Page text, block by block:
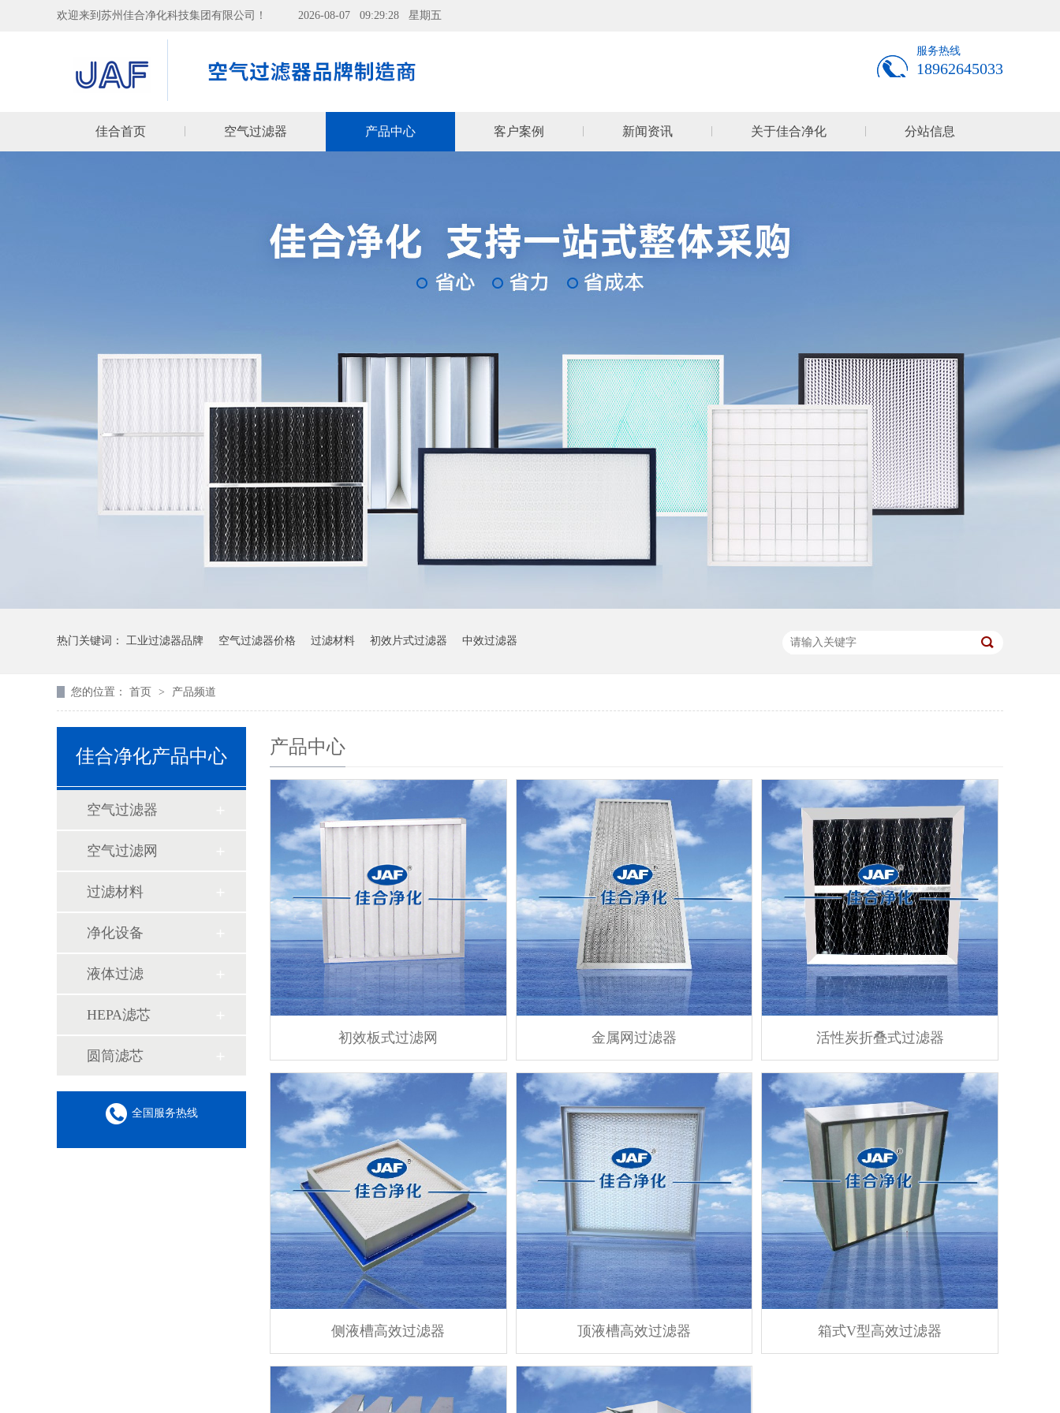
欢迎来到苏州佳合净化科技集团有限公司！ 2026-08-07 09:29:29 星期五
服务热线
18962645033
佳合首页 空气过滤器 产品中心 客户案例 新闻资讯 关于佳合净化 分站信息
热门关键词： 工业过滤器品牌 空气过滤器价格 过滤材料 初效片式过滤器 中效过滤器
您的位置： 首页 > 产品频道
佳合净化产品中心
空气过滤器
空气过滤网
过滤材料
净化设备
液体过滤
HEPA滤芯
圆筒滤芯
全国服务热线
产品中心
初效板式过滤网 金属网过滤器 活性炭折叠式过滤器
侧液槽高效过滤器 顶液槽高效过滤器 箱式V型高效过滤器